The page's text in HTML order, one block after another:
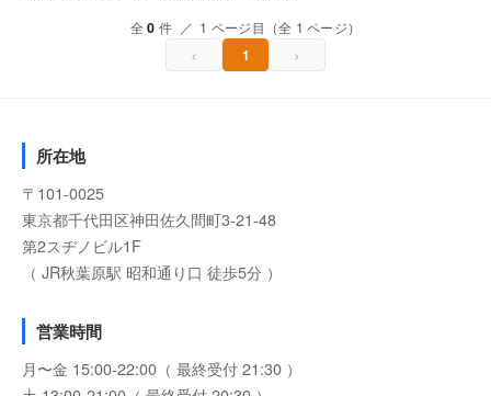
全0 件 ／ 1 ページ目（全 1 ページ）
‹ 1 ›
所在地
〒101-0025
東京都千代田区神田佐久間町3-21-48
第2スヂノビル1F
（ JR秋葉原駅 昭和通り口 徒歩5分 ）
営業時間
月〜金 15:00-22:00（ 最終受付 21:30 ）